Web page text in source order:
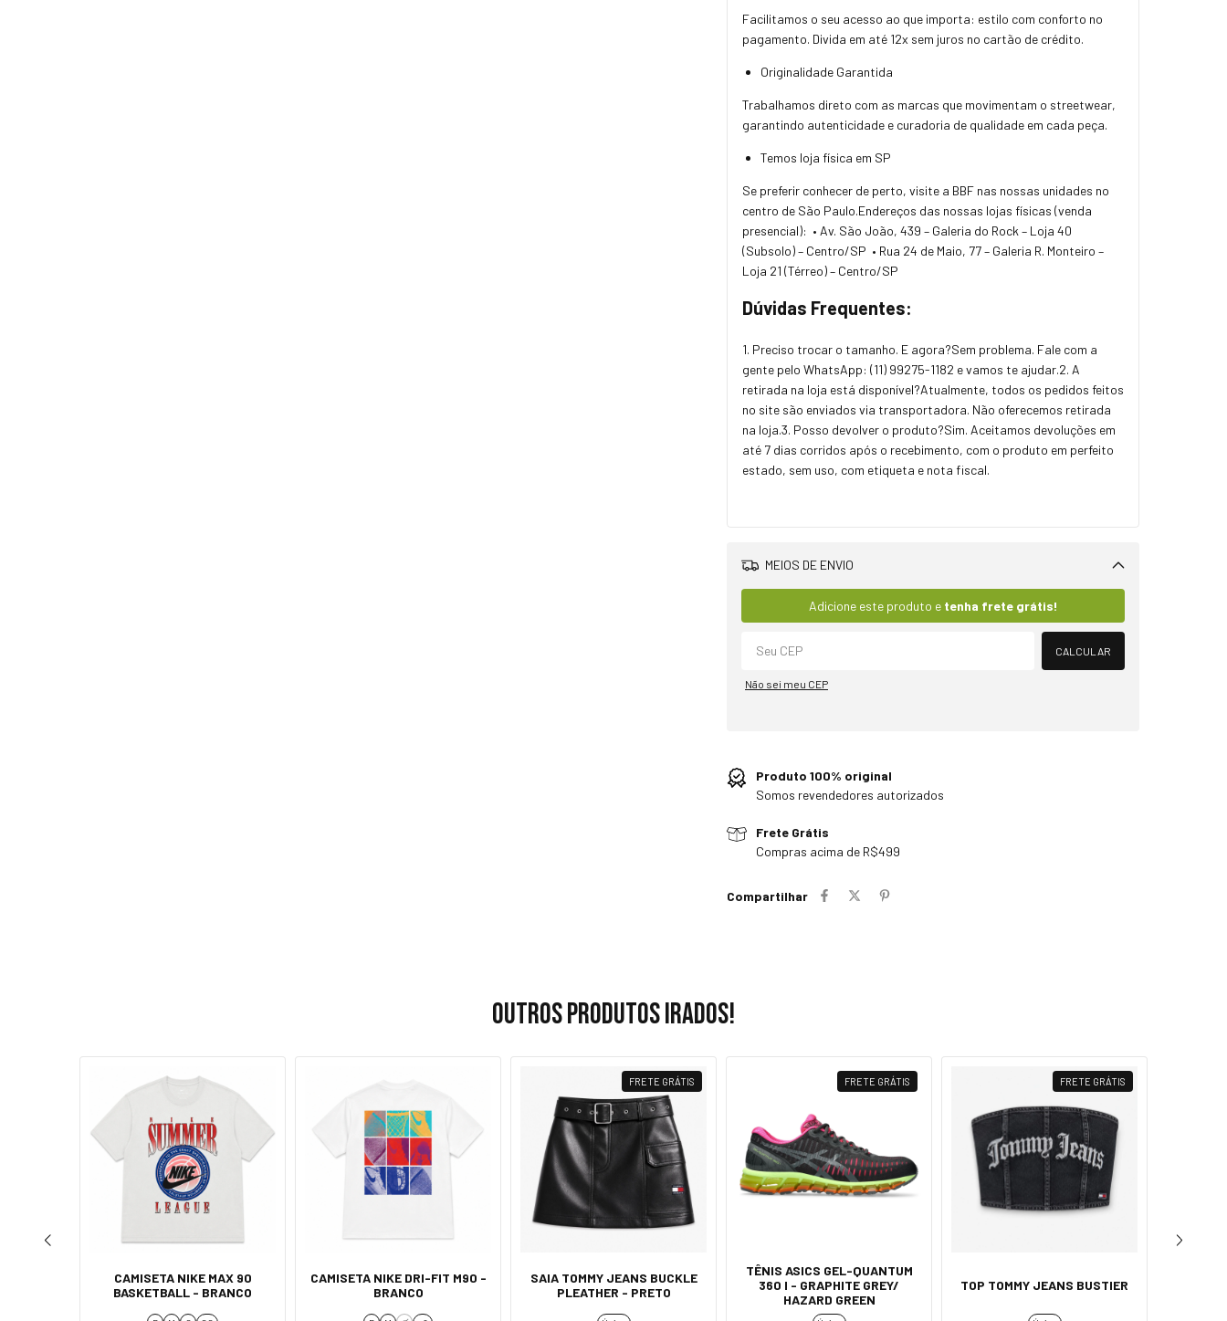
Facilitamos o seu acesso ao que importa: estilo com conforto no
pagamento. Divida em até 12x sem juros no cartão de crédito.
Originalidade Garantida
Trabalhamos direto com as marcas que movimentam o streetwear,
garantindo autenticidade e curadoria de qualidade em cada peça.
Temos loja física em SP
Se preferir conhecer de perto, visite a BBF nas nossas unidades no
centro de São Paulo.Endereços das nossas lojas físicas (venda
presencial): • Av. São João, 439 – Galeria do Rock – Loja 40
(Subsolo) – Centro/SP • Rua 24 de Maio, 77 – Galeria R. Monteiro –
Loja 21 (Térreo) – Centro/SP
Dúvidas Frequentes:
1. Preciso trocar o tamanho. E agora?Sem problema. Fale com a
gente pelo WhatsApp: (11) 99275-1182 e vamos te ajudar.2. A
retirada na loja está disponível?Atualmente, todos os pedidos feitos
no site são enviados via transportadora. Não oferecemos retirada
na loja.3. Posso devolver o produto?Sim. Aceitamos devoluções em
até 7 dias corridos após o recebimento, com o produto em perfeito
estado, sem uso, com etiqueta e nota fiscal.
MEIOS DE ENVIO
Adicione este produto e tenha frete grátis!
CALCULAR
Não sei meu CEP
Produto 100% original
Somos revendedores autorizados
Frete Grátis
Compras acima de R$499
Compartilhar
Outros produtos irados!
CAMISETA NIKE MAX 90
BASKETBALL - BRANCO
CAMISETA NIKE DRI-FIT M90 -
BRANCO
FRETE GRÁTIS
SAIA TOMMY JEANS BUCKLE
PLEATHER - PRETO
FRETE GRÁTIS
TÊNIS ASICS GEL-QUANTUM
360 I - GRAPHITE GREY/
HAZARD GREEN
FRETE GRÁTIS
TOP TOMMY JEANS BUSTIER